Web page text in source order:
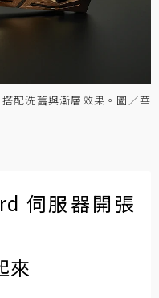
配洗舊與漸層效果。圖／華
伺服器開張
來